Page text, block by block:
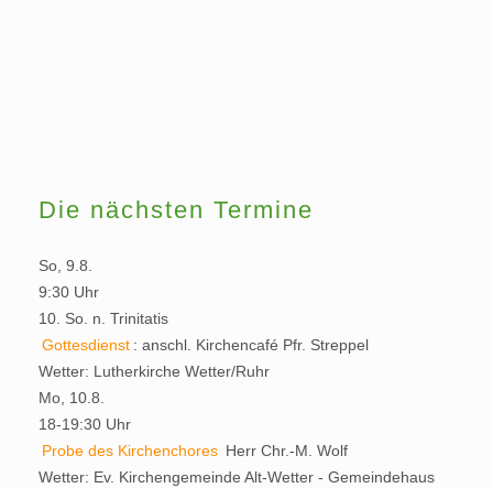
Die nächsten Termine
So, 9.8.
9:30 Uhr
10. So. n. Trinitatis
Gottesdienst : anschl. Kirchencafé Pfr. Streppel
Wetter: Lutherkirche Wetter/Ruhr
Mo, 10.8.
18-19:30 Uhr
Probe des Kirchenchores Herr Chr.-M. Wolf
Wetter: Ev. Kirchengemeinde Alt-Wetter - Gemeindehaus